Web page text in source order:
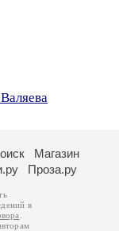
Магазин
Проза.ру
в